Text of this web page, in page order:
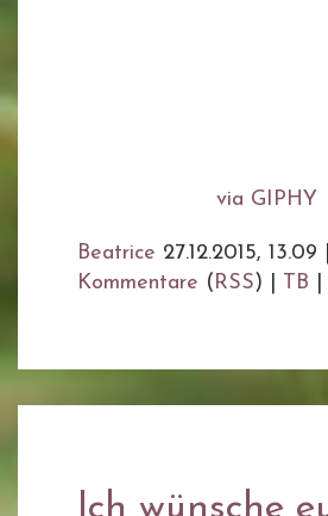
via GIPHY
Beatrice 27.12.2015, 13.09
Kommentare ( RSS) | TB